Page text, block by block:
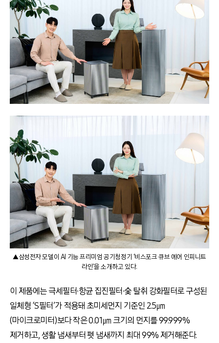
▲삼성전자 모델이 AI 기능 프리미엄 공기청정기 ‘비스포크 큐브 에어 인피니트
라인’을 소개하고 있다.
이 제품에는 극세필터∙항균 집진필터∙숯 탈취 강화필터로 구성된
일체형 ‘S필터’가 적용돼 초미세먼지 기준인 2.5㎛
(마이크로미터)보다 작은 0.01㎛ 크기의 먼지를 99.999%
제거하고, 생활 냄새부터 펫 냄새까지 최대 99% 제거해준다.